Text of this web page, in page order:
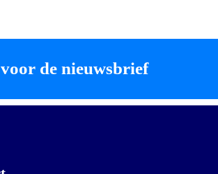
de nieuwsbrief